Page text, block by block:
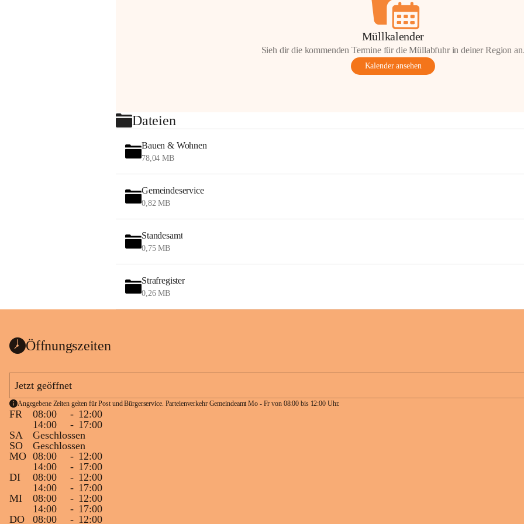
Müllkalender
Sieh dir die kommenden Termine für die Müllabfuhr in deiner Region
Kalender ansehen
Dateien
Bauen & Wohnen
78,04 MB
Gemeindeservice
0,82 MB
Standesamt
0,75 MB
Strafregister
0,26 MB
Öffnungszeiten
Jetzt geöffnet
Angegebene Zeiten gelten für Post und Bürgerservice. Parteienverkehr Gemeindeamt Mo - Fr von 08:00 bis 12:00 Uhr.
FR 08:00 - 12:00
14:00
- 17:00
SA
Geschlossen
SO
Geschlossen
MO 08:00 - 12:00
14:00
- 17:00
DI
08:00 - 12:00
14:00
- 17:00
MI
08:00 - 12:00
14:00
- 17:00
DO
08:00 - 12:00